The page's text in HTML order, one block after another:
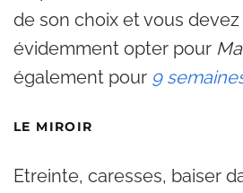
de son choix et vous
évidemment opter pour
également pour 9
LE MIROIR
Etreinte, caresses, baiser